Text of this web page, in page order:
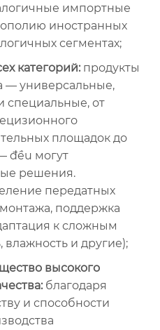
импортные
иностранных
сегментах;
категорий:продукты
— универсальные,
специальные, от
площадок до
đều могут
решения.
передатных
поддержка
к сложным
и другие);
высокого
благодаря
и способности